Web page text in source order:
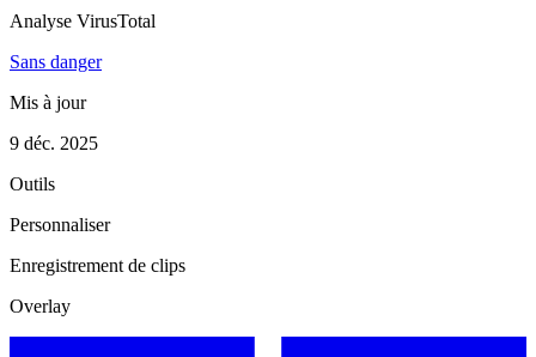
Analyse VirusTotal
Sans danger
Mis à jour
9 déc. 2025
Outils
Personnaliser
Enregistrement de clips
Overlay